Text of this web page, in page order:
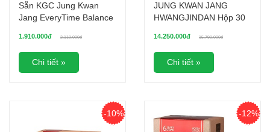
Sẵn KGC Jung Kwan
Jang EveryTime Balance
1.910.000đ 2.110.000đ
Chi tiết »
JUNG KWAN JANG
HWANGJINDAN Hộp 30
14.250.000đ 15.790.000đ
Chi tiết »
-10% -12%